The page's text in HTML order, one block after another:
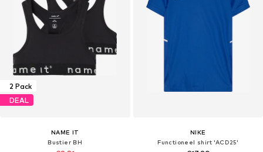
2 Pack
DEAL
NAME IT
Bustier BH
NIKE
Functioneel shirt 'ACD25'